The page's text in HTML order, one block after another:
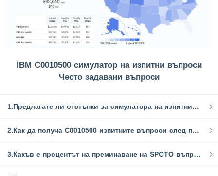
IBM C0010500 симулатор на изпитни въпроси
Често задавани въпроси
1.Предлагате ли отстъпки за симулатора на изпитните въпроси C0010500?
2.Как да получа C0010500 изпитните въпроси след плащане?
3.Какъв е процентът на преминаване на SPOTO въпрос банки?